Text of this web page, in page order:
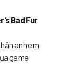
Bad Fur
anh em
game